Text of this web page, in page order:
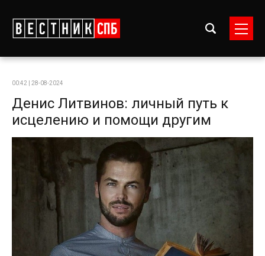
00:42 | 28-08-2024
Денис Литвинов: личный путь к
исцелению и помощи другим